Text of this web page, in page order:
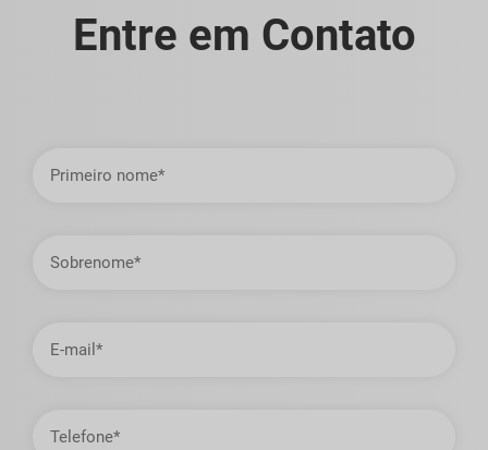
Entre em Contato
nome
email